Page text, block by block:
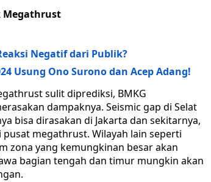
Megathrust
Negatif dari Publik?
Usung Ono Surono dan Acep Adang!
sulit diprediksi, BMKG
dampaknya. Seismic gap di Selat
bisa dirasakan di Jakarta dan sekitarnya,
megathrust. Wilayah lain seperti
zona yang kemungkinan besar akan
bagian tengah dan timur mungkin akan